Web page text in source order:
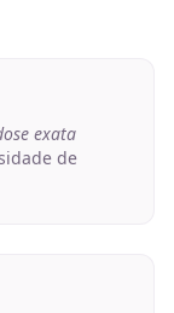
exata
de